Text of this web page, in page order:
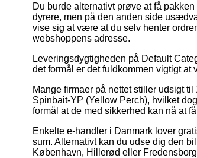
Du burde alternativt prøve at få
dyrere, men på den anden side
vise sig at være at du selv henter
webshoppens adresse.
Leveringsdygtigheden på Default
det formål er det fuldkommen vigtigt
Mange firmaer på nettet stiller udsigt
Spinbait-YP (Yellow Perch), hvilket
formål at de med sikkerhed kan nå at
Enkelte e-handler i Danmark lover
sum. Alternativt kan du udse dig den
København, Hillerød eller